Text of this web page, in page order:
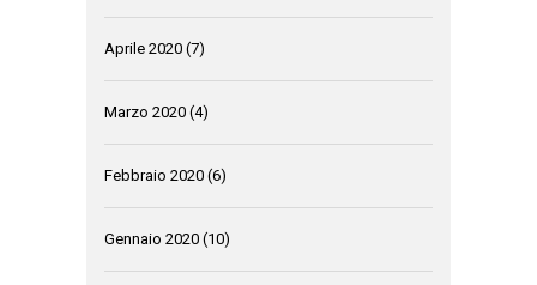
Aprile 2020 (7)
Marzo 2020 (4)
Febbraio 2020 (6)
Gennaio 2020 (10)